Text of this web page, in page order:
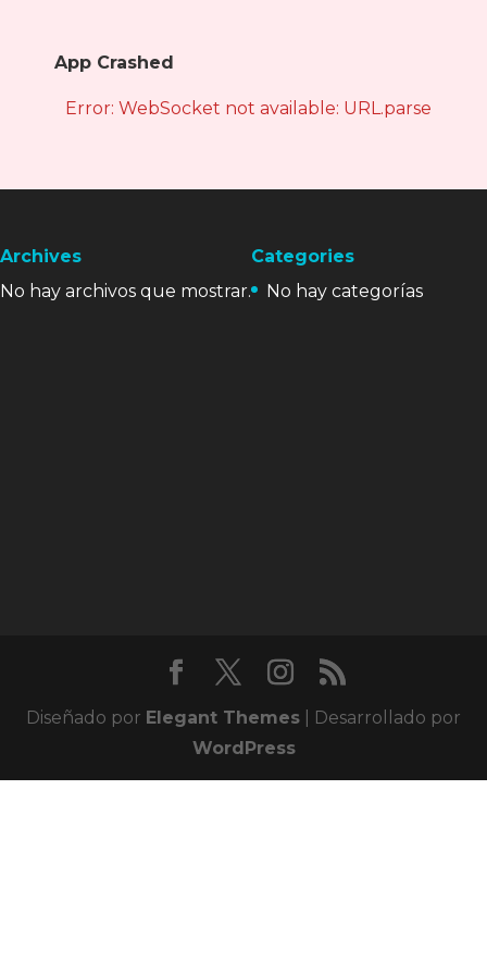
App Crashed
Error: WebSocket not available: URL.parse is
Archives
No hay archivos que mostrar.
Categories
No hay categorías
Diseñado por Elegant Themes | Desarrollado por
WordPress